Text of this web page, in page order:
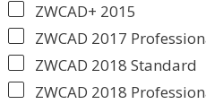
ZWCAD+ 2015
ZWCAD 2017
ZWCAD 2018 Standard
ZWCAD 2018